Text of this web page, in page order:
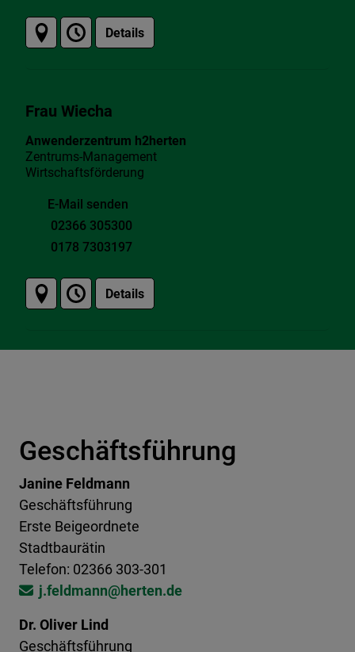
Details
Frau Wiecha
Anwenderzentrum h2herten
Zentrums-Management
Wirtschaftsförderung
E-Mail senden
02366 305300
0178 7303197
Details
Geschäftsführung
Janine Feldmann
Geschäftsführung
Erste Beigeordnete
Stadtbaurätin
Telefon: 02366 303-301
j.feldmann@​​​herten.de
Dr. Oliver Lind
Geschäftsführung